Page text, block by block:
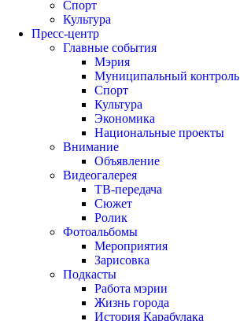
Спорт
Культура
Пресс-центр
Главные события
Мэрия
Муниципальный контроль
Спорт
Культура
Экономика
Национальные проекты
Внимание
Объявление
Видеогалерея
ТВ-передача
Сюжет
Ролик
Фотоальбомы
Мероприятия
Зарисовка
Подкасты
Работа мэрии
Жизнь города
История Карабулака